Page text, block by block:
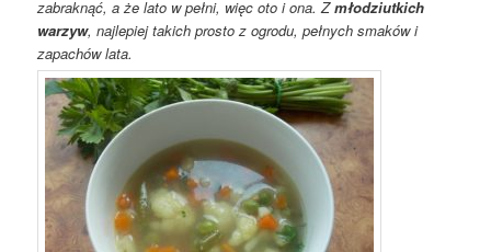
zabraknąć, a że lato w pełni, więc oto i ona. Zmłodziutkich
warzyw, najlepiej takich prosto z ogrodu, pełnych smaków i
zapachów lata.